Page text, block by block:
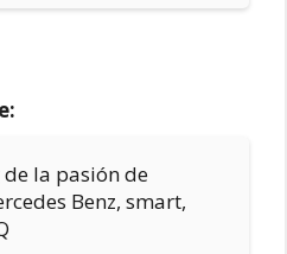
de la pasión de
Benz, smart,